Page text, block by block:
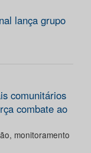
lança grupo
comunitários
combate ao
monitoramento